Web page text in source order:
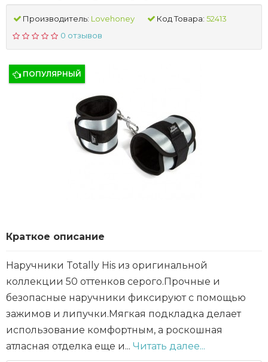
Производитель: Lovehoney Код Товара: 52413
0 отзывов
ПОПУЛЯРНЫЙ
Краткое описание
Наручники Totally His из оригинальной
коллекции 50 оттенков серого.Прочные и
безопасные наручники фиксируют с помощью
зажимов и липучки.Мягкая подкладка делает
использование комфортным, а роскошная
атласная отделка еще и... Читать далее...